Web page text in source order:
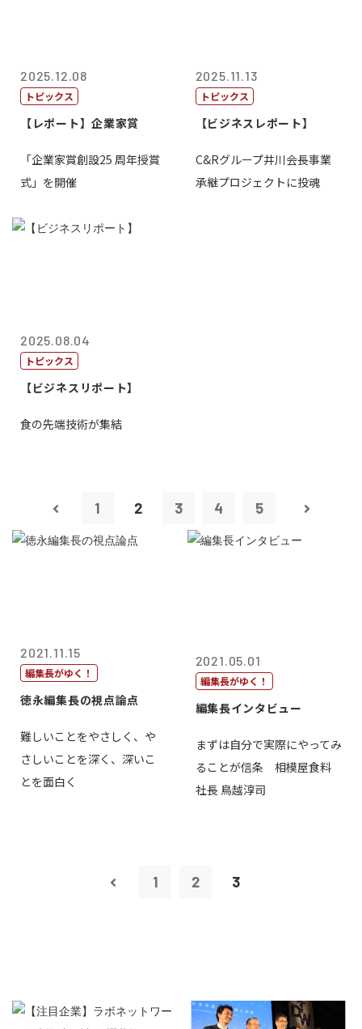
2025.12.08
トピックス
【レポート】企業家賞
「企業家賞創設25 周年授賞
式」を開催
2025.11.13
トピックス
【ビジネスレポート】
C&Rグループ井川会長事業
承継プロジェクトに投魂
2025.08.04
トピックス
【ビジネスリポート】
食の先端技術が集結
1 2 3 4 5
2021.11.15
編集長がゆく！
徳永編集長の視点論点
難しいことをやさしく、や
さしいことを深く、深いこ
とを面白く
2021.05.01
編集長がゆく！
編集長インタビュー
まずは自分で実際にやってみ
ることが信条 相模屋食料
社長 鳥越淳司
1 2 3